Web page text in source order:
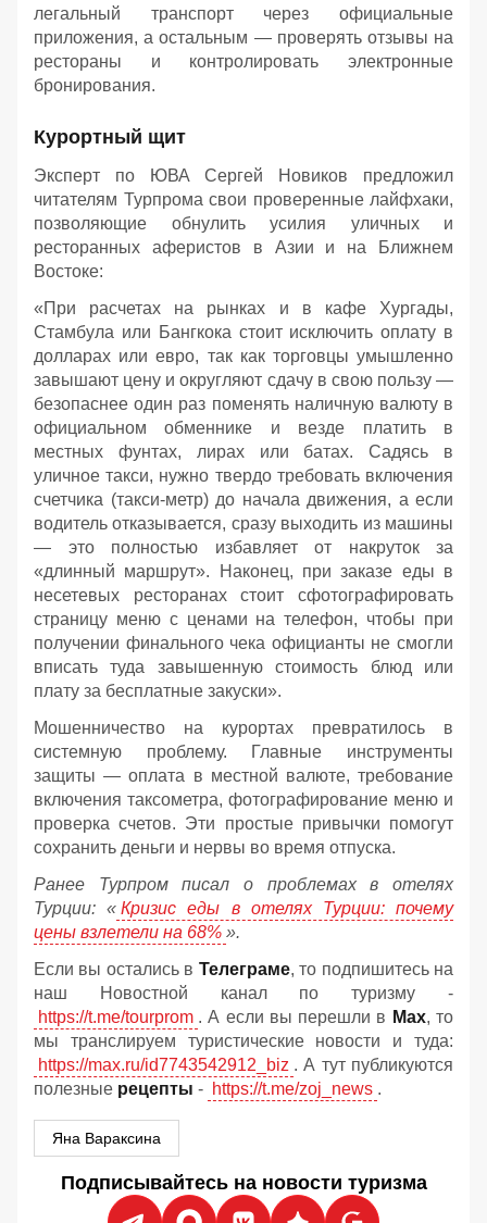
легальный транспорт через официальные
приложения, а остальным — проверять отзывы на
рестораны и контролировать электронные
бронирования.
Курортный щит
Эксперт по ЮВА Сергей Новиков предложил
читателям Турпрома свои проверенные лайфхаки,
позволяющие обнулить усилия уличных и
ресторанных аферистов в Азии и на Ближнем
Востоке:
«При расчетах на рынках и в кафе Хургады,
Стамбула или Бангкока стоит исключить оплату в
долларах или евро, так как торговцы умышленно
завышают цену и округляют сдачу в свою пользу —
безопаснее один раз поменять наличную валюту в
официальном обменнике и везде платить в
местных фунтах, лирах или батах. Садясь в
уличное такси, нужно твердо требовать включения
счетчика (такси-метр) до начала движения, а если
водитель отказывается, сразу выходить из машины
— это полностью избавляет от накруток за
«длинный маршрут». Наконец, при заказе еды в
несетевых ресторанах стоит сфотографировать
страницу меню с ценами на телефон, чтобы при
получении финального чека официанты не смогли
вписать туда завышенную стоимость блюд или
плату за бесплатные закуски».
Мошенничество на курортах превратилось в
системную проблему. Главные инструменты
защиты — оплата в местной валюте, требование
включения таксометра, фотографирование меню и
проверка счетов. Эти простые привычки помогут
сохранить деньги и нервы во время отпуска.
Ранее Турпром писал о проблемах в отелях
Турции: « Кризис еды в отелях Турции: почему
цены взлетели на 68% ».
Если вы остались в Телеграме, то подпишитесь на
наш Новостной канал по туризму -
https://t.me/tourprom . А если вы перешли в Мах, то
мы транслируем туристические новости и туда:
https://max.ru/id7743542912_biz . А тут публикуются
полезные рецепты - https://t.me/zoj_news .
Яна Вараксина
Подписывайтесь на новости туризма